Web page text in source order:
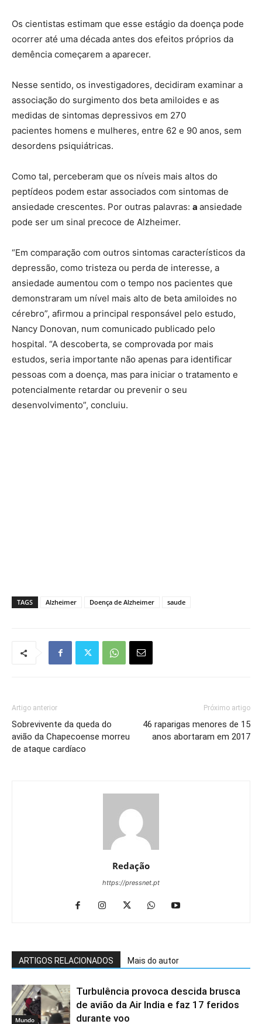
Os cientistas estimam que esse estágio da doença pode
ocorrer até uma década antes dos efeitos próprios da
demência começarem a aparecer.
Nesse sentido, os investigadores, decidiram examinar a
associação do surgimento dos beta amiloides e as
medidas de sintomas depressivos em 270
pacientes homens e mulheres, entre 62 e 90 anos, sem
desordens psiquiátricas.
Como tal, perceberam que os níveis mais altos do
peptídeos podem estar associados com sintomas de
ansiedade crescentes. Por outras palavras: a ansiedade
pode ser um sinal precoce de Alzheimer.
“Em comparação com outros sintomas característicos da
depressão, como tristeza ou perda de interesse, a
ansiedade aumentou com o tempo nos pacientes que
demonstraram um nível mais alto de beta amiloides no
cérebro”, afirmou a principal responsável pelo estudo,
Nancy Donovan, num comunicado publicado pelo
hospital. “A descoberta, se comprovada por mais
estudos, seria importante não apenas para identificar
pessoas com a doença, mas para iniciar o tratamento e
potencialmente retardar ou prevenir o seu
desenvolvimento”, concluiu.
TAGS Alzheimer Doença de Alzheimer saude
Artigo anterior
Sobrevivente da queda do
avião da Chapecoense morreu
de ataque cardíaco
Próximo artigo
46 raparigas menores de 15
anos abortaram em 2017
Redação
https://pressnet.pt
ARTIGOS RELACIONADOS Mais do autor
Mundo
Turbulência provoca descida brusca
de avião da Air India e faz 17 feridos
durante voo